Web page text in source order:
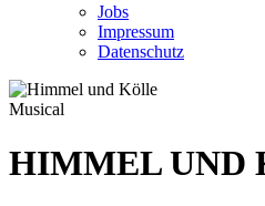
Jobs
Impressum
Datenschutz
Musical
HIMMEL UND